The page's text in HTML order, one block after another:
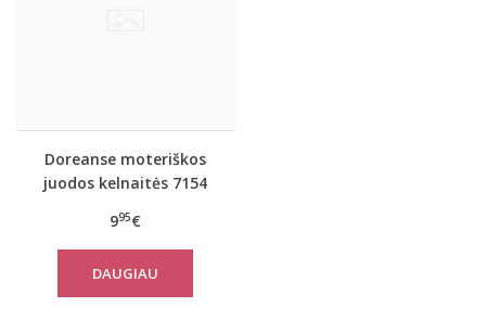
Doreanse moteriškos
juodos kelnaitės 7154
995€
DAUGIAU